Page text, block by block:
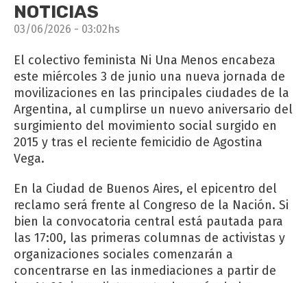
NOTICIAS
03/06/2026 - 03:02hs
El colectivo feminista Ni Una Menos encabeza
este miércoles 3 de junio una nueva jornada de
movilizaciones en las principales ciudades de la
Argentina, al cumplirse un nuevo aniversario del
surgimiento del movimiento social surgido en
2015 y tras el reciente femicidio de Agostina
Vega.
En la Ciudad de Buenos Aires, el epicentro del
reclamo será frente al Congreso de la Nación. Si
bien la convocatoria central está pautada para
las 17:00, las primeras columnas de activistas y
organizaciones sociales comenzarán a
concentrarse en las inmediaciones a partir de